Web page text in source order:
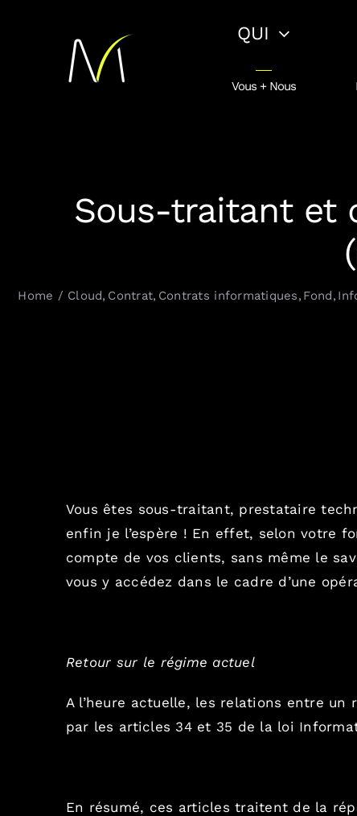
QUI
Vous + Nous
Sous-traitant et
Home Cloud Contrat Contrats informatiques Fond
Vous êtes sous-traitant, prestataire
enfin je l’espère ! En effet, selon votre
compte de vos clients, sans même le
vous y accédez dans le cadre d’une
Retour sur le régime actuel
A l’heure actuelle, les relations entre
par les articles 34et 35 de la loi
En résumé, ces articles traitent de la